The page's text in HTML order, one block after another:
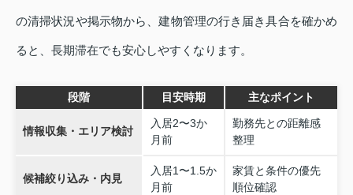
の清掃状況や掲示物から、建物管理の行き届き具合を確かめ
ると、長期滞在でも安心しやすくなります。
段階 目安時期 主なポイント
情報収集・エリア検討
入居2〜3か
月前
勤務先との距離感
整理
候補絞り込み・内見
入居1〜1.5か
月前
家賃と条件の優先
順位確認